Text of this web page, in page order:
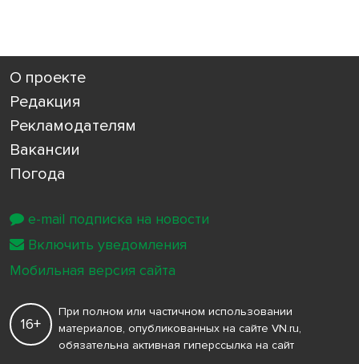
О проекте
Редакция
Рекламодателям
Вакансии
Погода
16+
При полном или частичном использовании
материалов, опубликованных на сайте VN.ru,
обязательна активная гиперссылка на сайт
e-mail подписка на новости
Включить уведомления
Мобильная версия сайта